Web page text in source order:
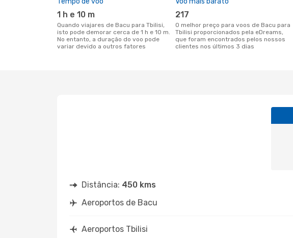
1 h e 10 m
Quando viajares de Bacu para Tbilisi,
isto pode demorar cerca de 1 h e 10 m.
No entanto, a duração do voo pode
variar devido a outros fatores
217
O melhor preço para voos de Bacu para
Tbilisi proporcionados pela eDreams,
que foram encontrados pelos nossos
clientes nos últimos 3 dias
Distância: 450 kms
Aeroportos de Bacu
Aeroportos Tbilisi